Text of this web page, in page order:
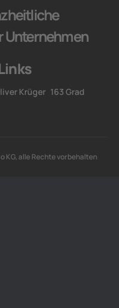
Unternehmen
Krüger 163 Grad
KG, alle Rechte vorbehalten